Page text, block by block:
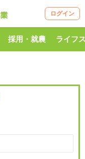
ログイン
採用・就農 ライフ